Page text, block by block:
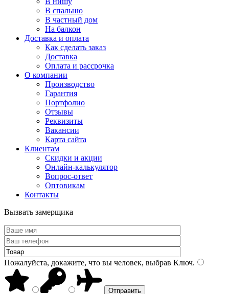
В спальню
В частный дом
На балкон
Доставка и оплата
Как сделать заказ
Доставка
Оплата и рассрочка
О компании
Производство
Гарантия
Портфолио
Отзывы
Реквизиты
Вакансии
Карта сайта
Клиентам
Скидки и акции
Онлайн-калькулятор
Вопрос-ответ
Оптовикам
Контакты
Вызвать замерщика
Пожалуйста, докажите, что вы человек, выбрав Ключ.